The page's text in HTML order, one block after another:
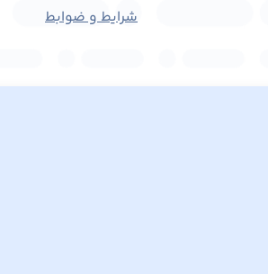
شرایط و ضوابط